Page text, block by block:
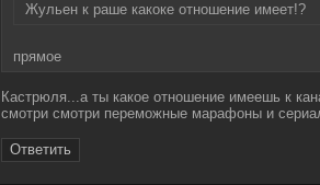
Жульен к раше какоке отношение имеет!?
прямое
Кастрюля...а ты какое отношение имеешь к
смотри смотри переможные марафоны и
Ответить